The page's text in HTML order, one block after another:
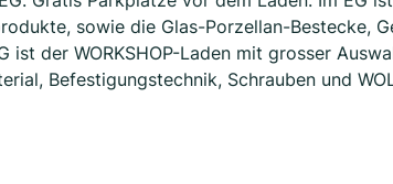
sowie die Glas-Porzellan-Bestecke,
ist der WORKSHOP-Laden mit grosser
Befestigungstechnik, Schrauben und